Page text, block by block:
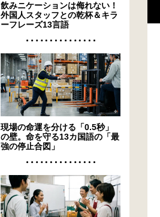
飲みニケーションは侮れない！
外国人スタッフとの乾杯＆キラ
ーフレーズ13言語
現場の命運を分ける「0.5秒」
の壁。命を守る13カ国語の「最
強の停止合図」